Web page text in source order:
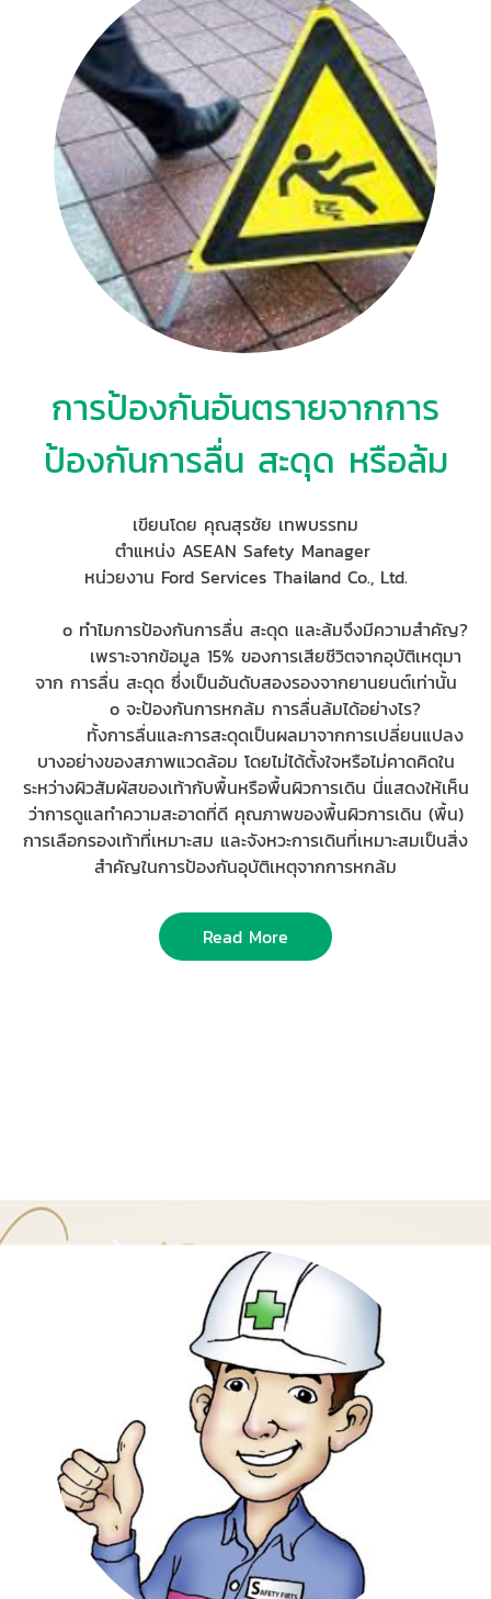
การป้องกันอันตรายจากการ
ป้องกันการลื่น สะดุด หรือล้ม
เขียนโดย คุณสุรชัย เทพบรรทม
ตำแหน่ง ASEAN Safety Manager
หน่วยงาน Ford Services Thailand Co., Ltd.
o ทำไมการป้องกันการลื่น สะดุด และล้มจึงมีความสำคัญ?
เพราะจากข้อมูล 15% ของการเสียชีวิตจากอุบัติเหตุมา
จาก การลื่น สะดุด ซึ่งเป็นอันดับสองรองจากยานยนต์เท่านั้น
o จะป้องกันการหกล้ม การลื่นล้มได้อย่างไร?
ทั้งการลื่นและการสะดุดเป็นผลมาจากการเปลี่ยนแปลง
บางอย่างของสภาพแวดล้อม โดยไม่ได้ตั้งใจหรือไม่คาดคิดใน
ระหว่างผิวสัมผัสของเท้ากับพื้นหรือพื้นผิวการเดิน นี่แสดงให้เห็น
ว่าการดูแลทำความสะอาดที่ดี คุณภาพของพื้นผิวการเดิน (พื้น)
การเลือกรองเท้าที่เหมาะสม และจังหวะการเดินที่เหมาะสมเป็นสิ่ง
สำคัญในการป้องกันอุบัติเหตุจากการหกล้ม
Read More